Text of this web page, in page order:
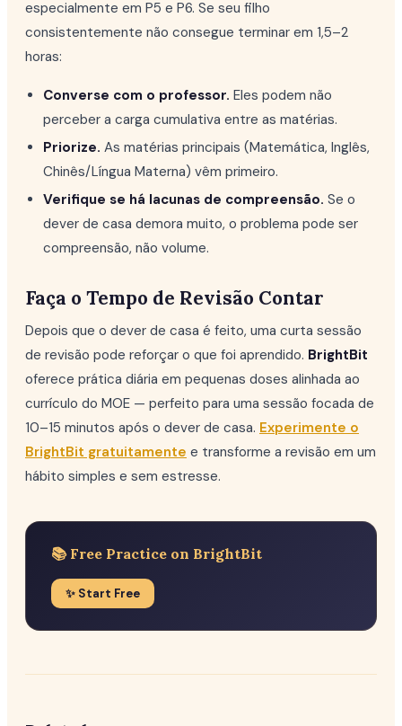
especialmente em P5 e P6. Se seu filho
consistentemente não consegue terminar em 1,5–2
horas:
Converse com o professor. Eles podem não
perceber a carga cumulativa entre as matérias.
Priorize. As matérias principais (Matemática, Inglês,
Chinês/Língua Materna) vêm primeiro.
Verifique se há lacunas de compreensão. Se o
dever de casa demora muito, o problema pode ser
compreensão, não volume.
Faça o Tempo de Revisão Contar
Depois que o dever de casa é feito, uma curta sessão
de revisão pode reforçar o que foi aprendido. BrightBit
oferece prática diária em pequenas doses alinhada ao
currículo do MOE — perfeito para uma sessão focada de
10–15 minutos após o dever de casa. Experimente o
BrightBit gratuitamente e transforme a revisão em um
hábito simples e sem estresse.
📚 Free Practice on BrightBit
✨ Start Free